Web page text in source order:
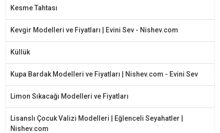
Kesme Tahtası
Kevgir Modelleri ve Fiyatları | Evini Sev - Nishev.com
Küllük
Kupa Bardak Modelleri ve Fiyatları | Nishev.com - Evini Sev
Limon Sıkacağı Modelleri ve Fiyatları
Lisanslı Çocuk Valizi Modelleri | Eğlenceli Seyahatler |
Nishev.com